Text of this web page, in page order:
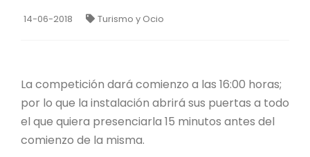
14-06-2018 Turismo y Ocio
La competición dará comienzo a las 16:00 horas;
por lo que la instalación abrirá sus puertas a todo
el que quiera presenciarla 15 minutos antes del
comienzo de la misma.